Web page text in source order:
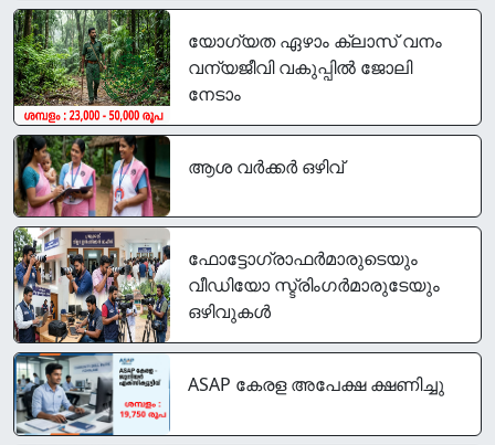
യോഗ്യത ഏഴാം ക്ലാസ് വനം
വന്യജീവി വകുപ്പിൽ ജോലി
നേടാം
ആശ വർക്കർ ഒഴിവ്
ഫോട്ടോഗ്രാഫര്‍മാരുടെയും
വീഡിയോ സ്ട്രിംഗര്‍മാരുടേയും
ഒഴിവുകൾ
ASAP കേരള അപേക്ഷ ക്ഷണിച്ചു